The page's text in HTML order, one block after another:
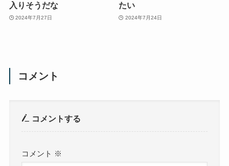
入りそうだな
2024年7月27日
たい
2024年7月24日
コメント
コメントする
コメント ※